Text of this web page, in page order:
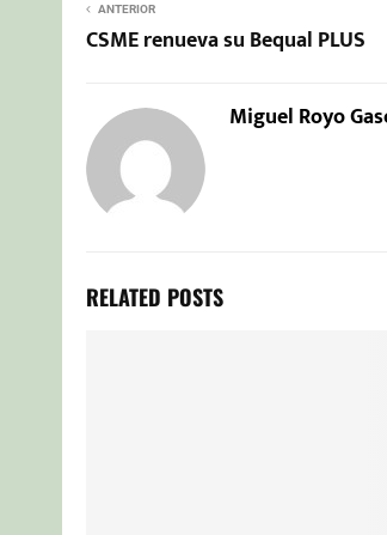
ANTERIOR
CSME renueva su Bequal PLUS
Miguel Royo
RELATED POSTS